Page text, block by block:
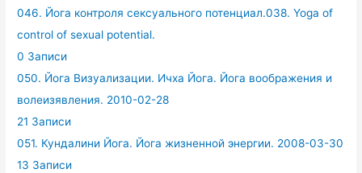
046. Йога контроля сексуального потенциал.038. Yoga of
control of sexual potential.
0 Записи
050. Йога Визуализации. Ичха Йога. Йога воображения и
волеизявления. 2010-02-28
21 Записи
051. Кундалини Йога. Йога жизненной энергии. 2008-03-30
13 Записи